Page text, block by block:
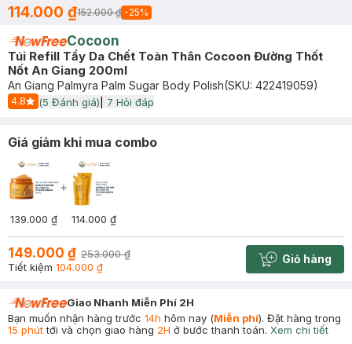
114.000 ₫152.000 ₫ -25%
Cocoon
Túi Refill Tẩy Da Chết Toàn Thân Cocoon Đường Thốt
Nốt An Giang 200ml
An Giang Palmyra Palm Sugar Body Polish(SKU: 422419059)
4.8
Start Icon
(5 Đánh giá) 7 Hỏi đáp
Giá giảm khi mua combo
139.000 ₫ 114.000 ₫
149.000 ₫ 253.000 ₫
Tiết kiệm 104.000 ₫ Cart plus
Giỏ hàng
Giao Nhanh Miễn Phí 2H
Bạn muốn nhận hàng trước 14h hôm nay (Miễn phí). Đặt hàng trong
15 phúttới và chọn giao hàng 2H ở bước thanh toán. Xem chi tiết